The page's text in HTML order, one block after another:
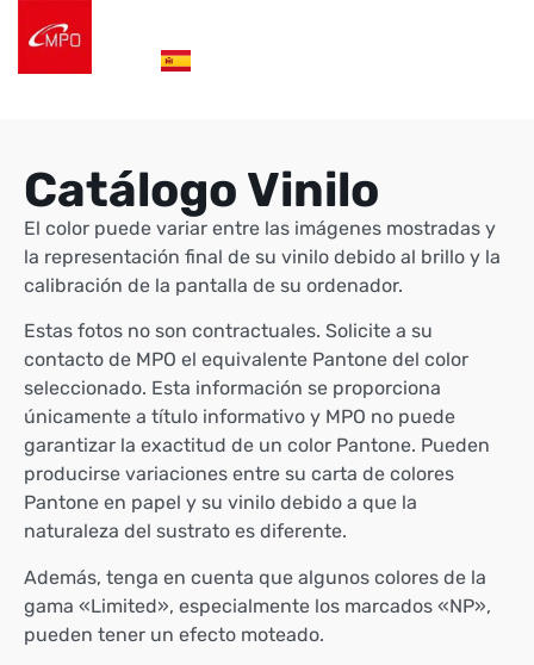
Catálogo Vinilo
El color puede variar entre las imágenes mostradas y
la representación final de su vinilo debido al brillo y la
calibración de la pantalla de su ordenador.
Estas fotos no son contractuales. Solicite a su
contacto de MPO el equivalente Pantone del color
seleccionado. Esta información se proporciona
únicamente a título informativo y MPO no puede
garantizar la exactitud de un color Pantone. Pueden
producirse variaciones entre su carta de colores
Pantone en papel y su vinilo debido a que la
naturaleza del sustrato es diferente.
Además, tenga en cuenta que algunos colores de la
gama «Limited», especialmente los marcados «NP»,
pueden tener un efecto moteado.